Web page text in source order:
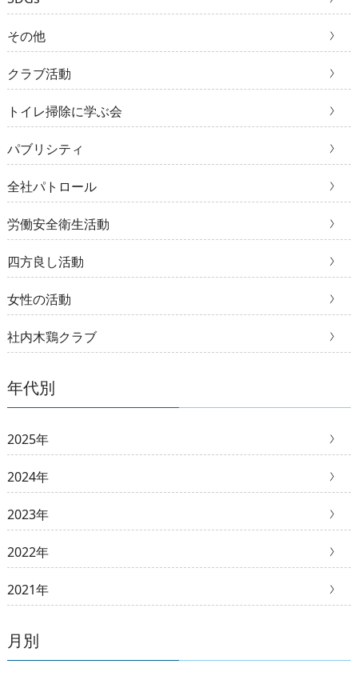
その他
クラブ活動
トイレ掃除に学ぶ会
パブリシティ
全社パトロール
労働安全衛生活動
四方良し活動
女性の活動
社内木鶏クラブ
年代別
2025年
2024年
2023年
2022年
2021年
月別